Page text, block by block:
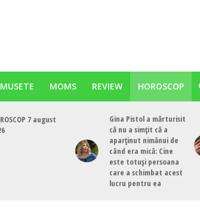
MOMS REVIEW HOROSCOP
7 august
Gina Pistol a mărturisit
că nu a simțit că a
aparținut nimănui de
când era mică: Cine
este totuși persoana
care a schimbat acest
lucru pentru ea